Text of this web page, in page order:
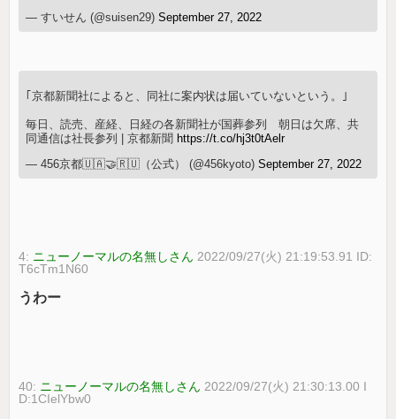
— すいせん (@suisen29)September 27, 2022
｢京都新聞社によると、同社に案内状は届いていないという。｣
毎日、読売、産経、日経の各新聞社が国葬参列 朝日は欠席、共
同通信は社長参列 | 京都新聞 https://t.co/hj3t0tAelr
— 456京都🇺🇦🤝🇷🇺（公式） (@456kyoto)September 27, 2022
4: ニューノーマルの名無しさん 2022/09/27(火) 21:19:53.91 ID:
T6cTm1N60
うわー
40: ニューノーマルの名無しさん 2022/09/27(火) 21:30:13.00 I
D:1CIelYbw0